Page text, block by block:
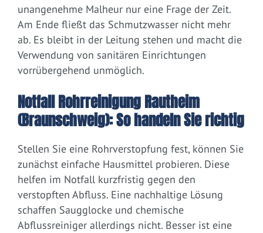
unangenehme Malheur nur eine Frage der Zeit.
Am Ende fließt das Schmutzwasser nicht mehr
ab. Es bleibt in der Leitung stehen und macht die
Verwendung von sanitären Einrichtungen
vorrübergehend unmöglich.
Notfall Rohrreinigung Rautheim
(Braunschweig): So handeln Sie richtig
Stellen Sie eine Rohrverstopfung fest, können Sie
zunächst einfache Hausmittel probieren. Diese
helfen im Notfall kurzfristig gegen den
verstopften Abfluss. Eine nachhaltige Lösung
schaffen Saugglocke und chemische
Abflussreiniger allerdings nicht. Besser ist eine